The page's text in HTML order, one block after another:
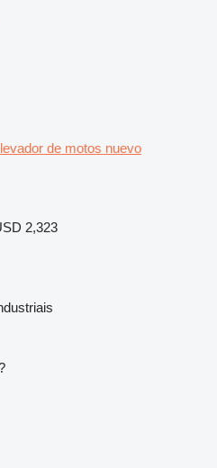
de motos nuevo
2,323